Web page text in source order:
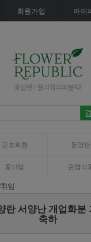
회원가입 마이
근조화환 동양란
꽃다발 관엽식
임
란 서양난 개업화분
축하